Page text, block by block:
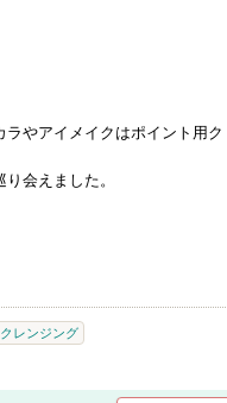
やアイメイクはポイント用ク
会えました。
クレンジング